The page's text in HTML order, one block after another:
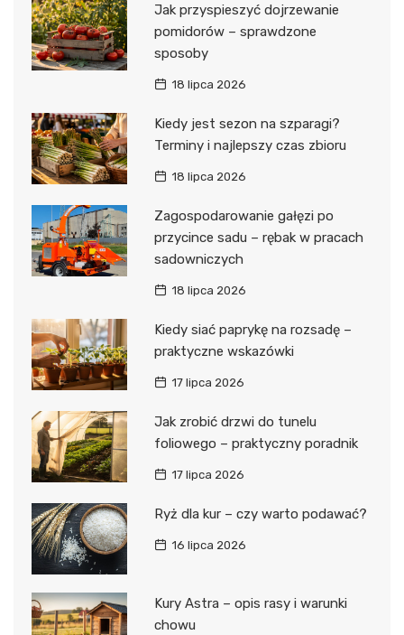
Jak przyspieszyć dojrzewanie
pomidorów – sprawdzone
sposoby
18 lipca 2026
Kiedy jest sezon na szparagi?
Terminy i najlepszy czas zbioru
18 lipca 2026
Zagospodarowanie gałęzi po
przycince sadu – rębak w pracach
sadowniczych
18 lipca 2026
Kiedy siać paprykę na rozsadę –
praktyczne wskazówki
17 lipca 2026
Jak zrobić drzwi do tunelu
foliowego – praktyczny poradnik
17 lipca 2026
Ryż dla kur – czy warto podawać?
16 lipca 2026
Kury Astra – opis rasy i warunki
chowu